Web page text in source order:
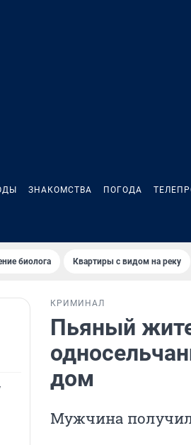
ЗНАКОМСТВА ПОГОДА
биолога Квартиры с видом на реку
КРИМИНАЛ
Пьяный
дом
Мужчина